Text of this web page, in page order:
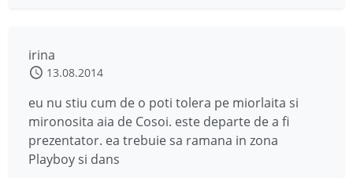
irina
13.08.2014
eu nu stiu cum de o poti tolera pe miorlaita si
mironosita aia de Cosoi. este departe de a fi
prezentator. ea trebuie sa ramana in zona
Playboy si dans